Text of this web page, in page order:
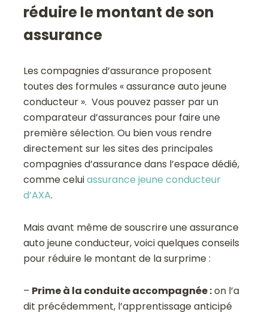
réduire le montant de son
assurance
Les compagnies d’assurance proposent
toutes des formules « assurance auto jeune
conducteur ». Vous pouvez passer par un
comparateur d’assurances pour faire une
première sélection. Ou bien vous rendre
directement sur les sites des principales
compagnies d’assurance dans l’espace dédié,
comme celuiassurance jeune conducteur
d’AXA.
Mais avant même de souscrire une assurance
auto jeune conducteur, voici quelques conseils
pour réduire le montant de la surprime :
– Prime à la conduite accompagnée :on l’a
dit précédemment, l’apprentissage anticipé